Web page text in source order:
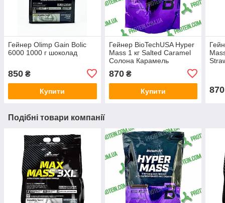
Гейнер Olimp Gain Bolic
6000 1000 г шоколад
850 ₴
Купити
Гейнер BioTechUSA Hyper
Mass 1 кг Salted Caramel
Солона Карамель
870₴
Купити 870
Подібні товари компанії